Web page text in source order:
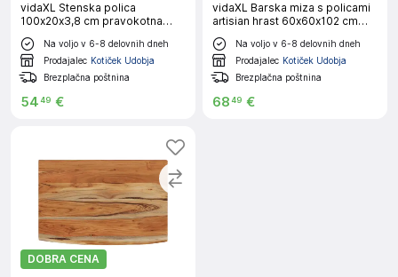
vidaXL Stenska polica
100x20x3,8 cm pravokotna
akacija naraven rob
Na voljo v 6-8 delovnih dneh
Prodajalec Kotiček Udobja
Brezplačna poštnina
5449 €
vidaXL Barska miza s policami
artisian hrast 60x60x102 cm
inž. les
Na voljo v 6-8 delovnih dneh
Prodajalec Kotiček Udobja
Brezplačna poštnina
6849 €
DOBRA CENA